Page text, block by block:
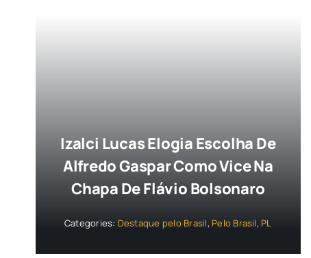
Izalci Lucas Elogia Escolha De
Alfredo Gaspar Como Vice Na
Chapa De Flávio Bolsonaro
Categories: Destaque pelo Brasil, Pelo Brasil, PL